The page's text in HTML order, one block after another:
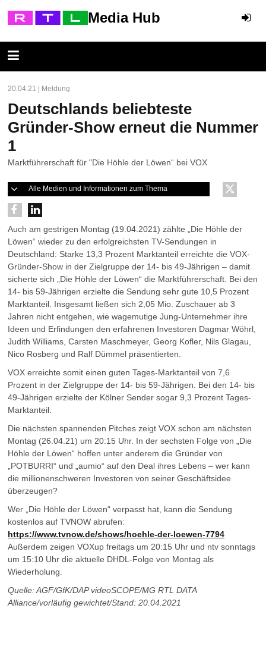
Media Hub
20.04.21 | Meldung
Deutschlands beliebteste
Gründer-Show erneut die Nummer
1
Marktführerschaft für "Die Höhle der Löwen“ bei VOX
Alle Medien und Informationen zum Thema
Auch am gestrigen Montag (19.04.2021) zählte „Die Höhle der
Löwen“ wieder zu den erfolgreichsten TV-Sendungen in
Deutschland: Starke 13,3 Prozent Marktanteil erreichte die VOX-
Gründer-Show in der Zielgruppe der 14- bis 49-Jährigen – damit
sicherte sich „Die Höhle der Löwen“ die Marktführerschaft. Bei den
14- bis 59-Jährigen erzielte die Sendung sehr gute 10,5 Prozent
Marktanteil. Insgesamt ließen sich 2,05 Mio. Zuschauer ab 3
Jahren nicht entgehen, wie wagemutige Jung-Unternehmer ihre
Ideen und Erfindungen den erfahrenen Investoren Dagmar Wöhrl,
Judith Williams, Carsten Maschmeyer, Georg Kofler, Nils Glagau,
Nico Rosberg und Ralf Dümmel präsentierten.
VOX erreichte somit einen guten Tages-Marktanteil von 7,6
Prozent in der Zielgruppe der 14- bis 59-Jährigen. Bei den 14- bis
49-Jährigen erzielte der Kölner Sender sogar 9,3 Prozent Tages-
Marktanteil.
Die nächsten spannenden Pitches zeigt VOX schon am nächsten
Montag (26.04.21) um 20:15 Uhr. In der sechsten Folge von „Die
Höhle der Löwen“ hoffen unter anderem die Gründer von
„POTBURRI“ und „aumio“ auf den Deal ihres Lebens – wer kann
die millionenschweren Investoren von seiner Geschäftsidee
überzeugen?
Wer „Die Höhle der Löwen“ verpasst hat, kann die Sendung
kostenlos auf TVNOW abrufen:
https://www.tvnow.de/shows/hoehle-der-loewen-7794
Außerdem zeigen VOXup freitags um 20:15 Uhr und ntv sonntags
um 15:10 Uhr die aktuelle DHDL-Folge von Montag als
Wiederholung.
Quelle: AGF/GfK/DAP videoSCOPE/MG RTL DATA
Alliance/vorläufig gewichtet/Stand: 20.04.2021